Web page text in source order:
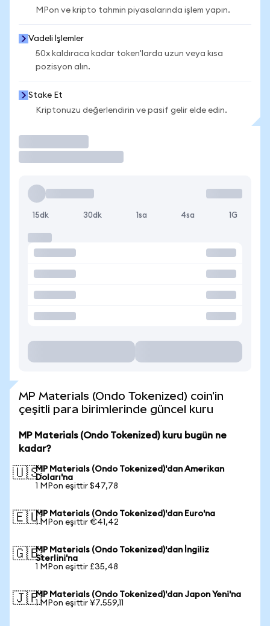
MPon ve kripto tahmin piyasalarında işlem yapın.
Vadeli İşlemler
50x kaldıraca kadar token'larda uzun veya kısa
pozisyon alın.
Stake Et
Kriptonuzu değerlendirin ve pasif gelir elde edin.
15dk 30dk 1sa 4sa 1G
MP Materials (Ondo Tokenized) coin'in
çeşitli para birimlerinde güncel kuru
MP Materials (Ondo Tokenized) kuru bugün ne
kadar?
🇺🇸MP Materials (Ondo Tokenized)'dan Amerikan
Doları'na
1 MPon eşittir $47,78
🇪🇺MP Materials (Ondo Tokenized)'dan Euro'na
1 MPon eşittir €41,42
🇬🇧MP Materials (Ondo Tokenized)'dan İngiliz
Sterlini'na
1 MPon eşittir £35,48
🇯🇵MP Materials (Ondo Tokenized)'dan Japon Yeni'na
1 MPon eşittir ¥7.559,11